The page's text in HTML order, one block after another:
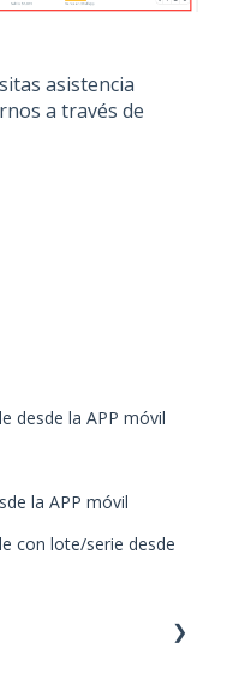
asistencia
a través de
desde la APP móvil
la APP móvil
con lote/serie desde